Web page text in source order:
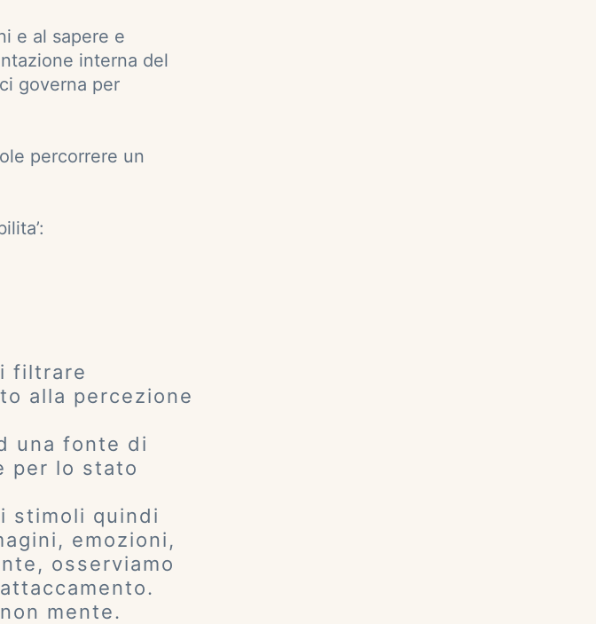
e al sapere e
interna del
governa per
percorrere un
filtrare
alla percezione
una fonte di
per lo stato
stimoli quindi
emozioni,
osserviamo
mente.